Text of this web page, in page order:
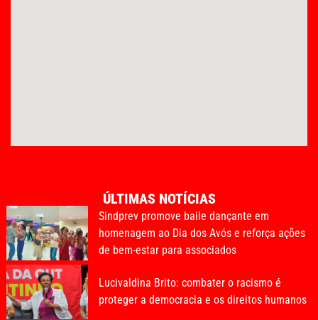
ÚLTIMAS NOTÍCIAS
Sindprev promove baile dançante em
homenagem ao Dia dos Avós e reforça ações
de bem-estar para associados
Lucivaldina Brito: combater o racismo é
proteger a democracia e os direitos humanos